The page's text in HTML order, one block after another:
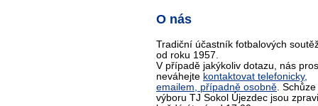
O nás
Tradiční účastník fotbalových
od roku 1957.
V případě jakýkoliv dotazu, nás
neváhejte kontaktovat telefonicky,
emailem, případně osobně. Schůze
výboru TJ Sokol Újezdec jsou